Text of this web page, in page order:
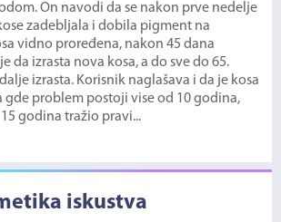
On navodi da se nakon prve nedelje
zadebljala i dobila pigment na
vidno proređena, nakon 45 dana
da izrasta nova kosa, a do sve do 65.
izrasta. Korisnik naglašava i da je kosa
gde problem postoji vise od 10 godina,
godina tražio pravi...
iskustva